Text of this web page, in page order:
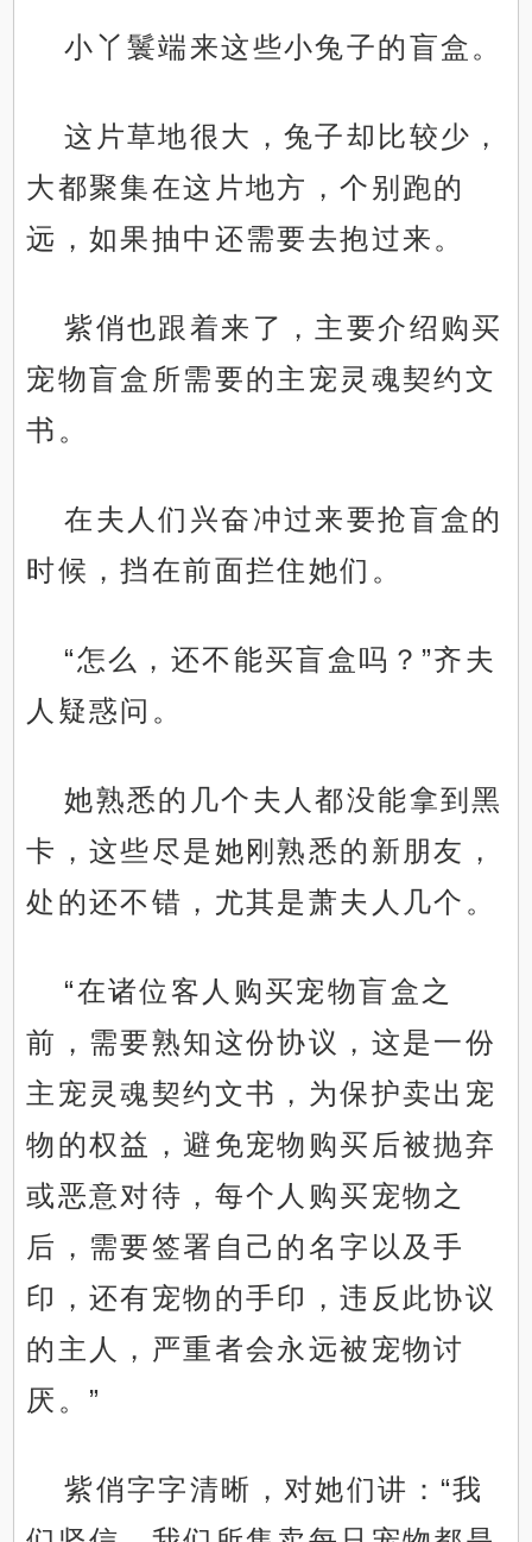
小丫鬟端来这些小兔子的盲盒。
这片草地很大，兔子却比较少，
大都聚集在这片地方，个别跑的
远，如果抽中还需要去抱过来。
紫俏也跟着来了，主要介绍购买
宠物盲盒所需要的主宠灵魂契约文
书。
在夫人们兴奋冲过来要抢盲盒的
时候，挡在前面拦住她们。
“怎么，还不能买盲盒吗？”齐夫
人疑惑问。
她熟悉的几个夫人都没能拿到黑
卡，这些尽是她刚熟悉的新朋友，
处的还不错，尤其是萧夫人几个。
“在诸位客人购买宠物盲盒之
前，需要熟知这份协议，这是一份
主宠灵魂契约文书，为保护卖出宠
物的权益，避免宠物购买后被抛弃
或恶意对待，每个人购买宠物之
后，需要签署自己的名字以及手
印，还有宠物的手印，违反此协议
的主人，严重者会永远被宠物讨
厌。”
紫俏字字清晰，对她们讲：“我